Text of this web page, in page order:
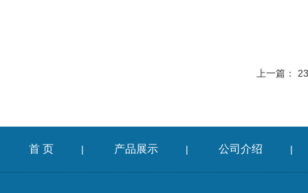
上一篇：
首 页 | 产品展示 | 公司介绍 |